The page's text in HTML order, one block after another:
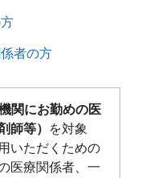
者の方​
関にお勤めの医
師等）
を対象
いただくための
医療関係者、一